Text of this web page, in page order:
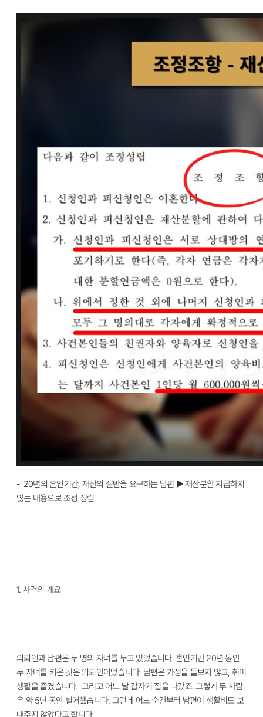
- 20년의 혼인기간, 재산의 절반을 요구하는 남편 ▶ 재산분할 지급하지
않는 내용으로 조정 성립
1. 사건의 개요
의뢰인과 남편은 두 명의 자녀를 두고 있었습니다. 혼인기간 20년 동안
두 자녀를 키운 것은 의뢰인이었습니다. 남편은 가정을 돌보지 않고, 취미
생활을 즐겼습니다. 그리고 어느 날 갑자기 집을 나갔죠. 그렇게 두 사람
은 약 5년 동안 별거했습니다. 그런데 어느 순간부터 남편이 생활비도 보
내주지 않았다고 합니다.